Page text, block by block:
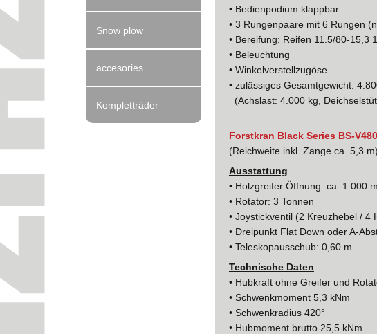
Snow plow
accesories
Kompletträder
• Bedienpodium klappbar
• 3 Rungenpaare mit 6 Rungen
• Bereifung: Reifen 11.5/80-15,3
• Beleuchtung
• Winkelverstellzugöse
• zulässiges Gesamtgewicht:
(Achslast: 4.000 kg,
Forstkran Black Series BS-
(Reichweite inkl. Zange ca. 5,3 m)
Ausstattung
• Holzgreifer Öffnung: ca. 1.000
• Rotator: 3 Tonnen
• Joystickventil (2 Kreuzhebel / 4
• Dreipunkt Flat Down oder A-
• Teleskopausschub: 0,60 m
Technische Daten
• Hubkraft ohne Greifer und
• Schwenkmoment 5,3 kNm
• Schwenkradius 420°
• Hubmoment brutto 25,5 kNm